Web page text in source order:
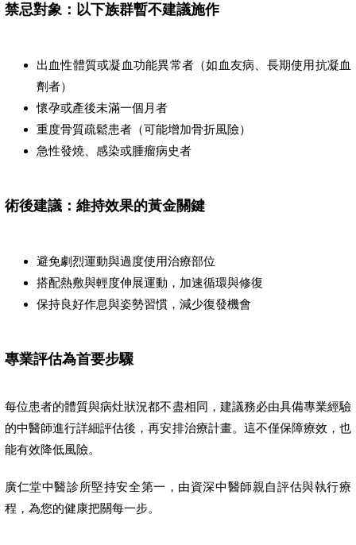
禁忌對象：以下族群暫不建議施作
出血性體質或凝血功能異常者（如血友病、長期使用抗凝血
劑者）
懷孕或產後未滿一個月者
重度骨質疏鬆患者（可能增加骨折風險）
急性發燒、感染或腫瘤病史者
術後建議：維持效果的黃金關鍵
避免劇烈運動與過度使用治療部位
搭配熱敷與輕度伸展運動，加速循環與修復
保持良好作息與姿勢習慣，減少復發機會
專業評估為首要步驟
每位患者的體質與病灶狀況都不盡相同，建議務必由具備專業經驗
的中醫師進行詳細評估後，再安排治療計畫。這不僅保障療效，也
能有效降低風險。
廣仁堂中醫診所堅持安全第一，由資深中醫師親自評估與執行療
程，為您的健康把關每一步。